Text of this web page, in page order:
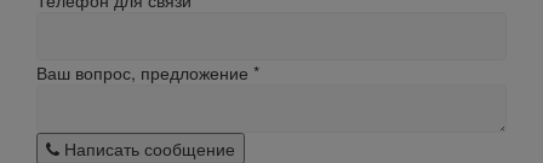
Ваш вопрос, предложение *
Написать сообщение